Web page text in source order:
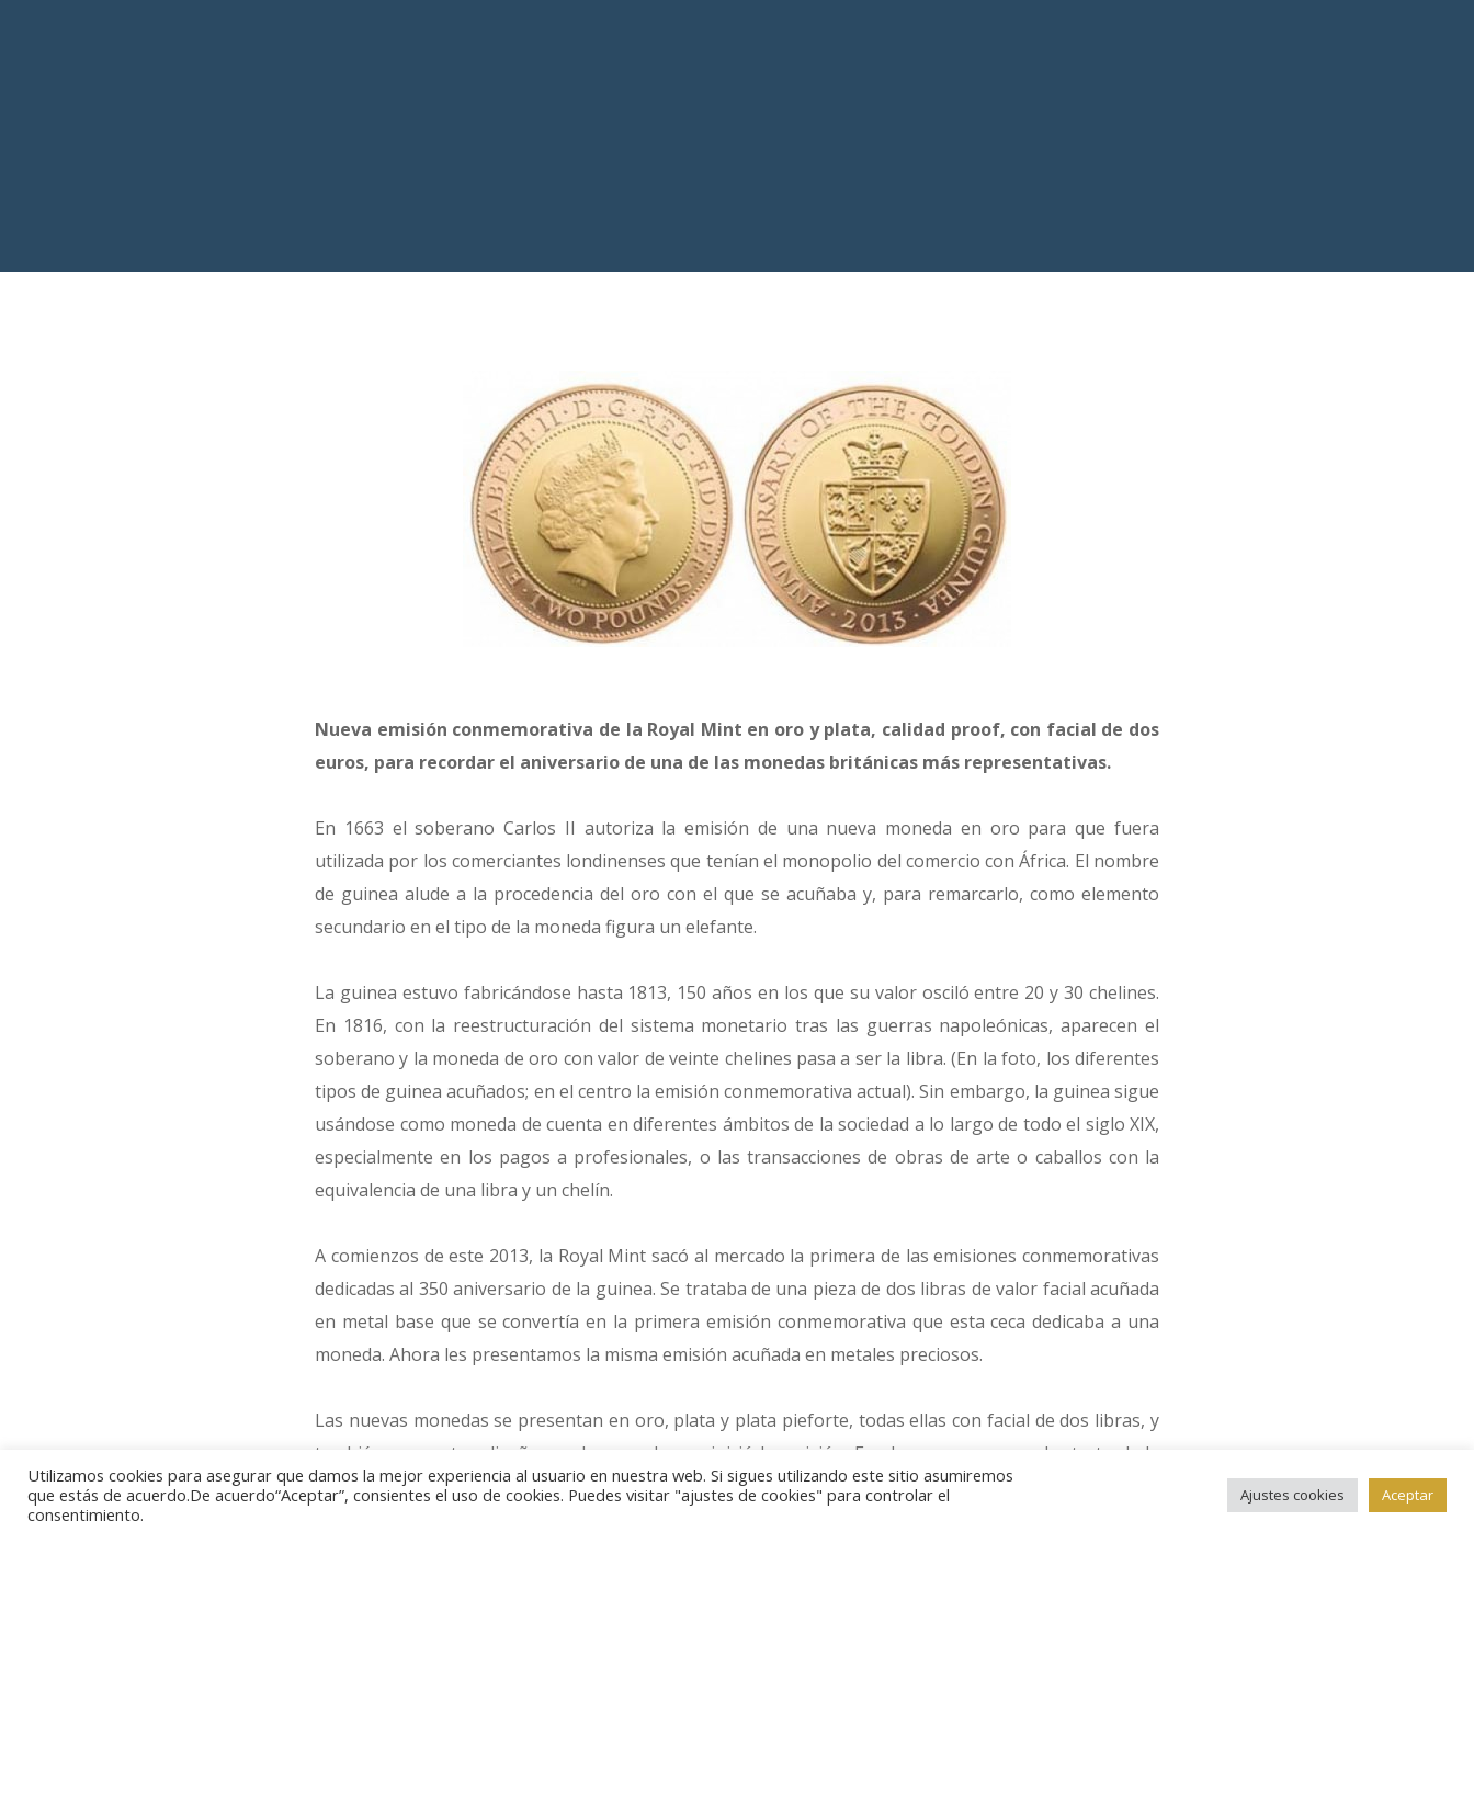
Nueva emisión conmemorativa de la Royal Mint en oro y plata, calidad proof, con facial de dos
euros, para recordar el aniversario de una de las monedas británicas más representativas.
En 1663 el soberano Carlos II autoriza la emisión de una nueva moneda en oro para que fuera
utilizada por los comerciantes londinenses que tenían el monopolio del comercio con África. El nombre
de guinea alude a la procedencia del oro con el que se acuñaba y, para remarcarlo, como elemento
secundario en el tipo de la moneda figura un elefante.
La guinea estuvo fabricándose hasta 1813, 150 años en los que su valor osciló entre 20 y 30 chelines.
En 1816, con la reestructuración del sistema monetario tras las guerras napoleónicas, aparecen el
soberano y la moneda de oro con valor de veinte chelines pasa a ser la libra. (En la foto, los diferentes
tipos de guinea acuñados; en el centro la emisión conmemorativa actual). Sin embargo, la guinea sigue
usándose como moneda de cuenta en diferentes ámbitos de la sociedad a lo largo de todo el siglo XIX,
especialmente en los pagos a profesionales, o las transacciones de obras de arte o caballos con la
equivalencia de una libra y un chelín.
A comienzos de este 2013, la Royal Mint sacó al mercado la primera de las emisiones conmemorativas
dedicadas al 350 aniversario de la guinea. Se trataba de una pieza de dos libras de valor facial acuñada
en metal base que se convertía en la primera emisión conmemorativa que esta ceca dedicaba a una
moneda. Ahora les presentamos la misma emisión acuñada en metales preciosos.
Las nuevas monedas se presentan en oro, plata y plata pieforte, todas ellas con facial de dos libras, y
también comparten diseño con la moneda que inició la emisión. En el anverso vemos el retrato de la
soberana Isabel II rodeada de la leyenda correspondiente en el anillo exterior.
Utilizamos cookies para asegurar que damos la mejor experiencia al usuario en nuestra web. Si sigues utilizando este sitio asumiremos
que estás de acuerdo.De acuerdo“Aceptar”, consientes el uso de cookies. Puedes visitar "ajustes de cookies" para controlar el
consentimiento.
Ajustes cookies Aceptar